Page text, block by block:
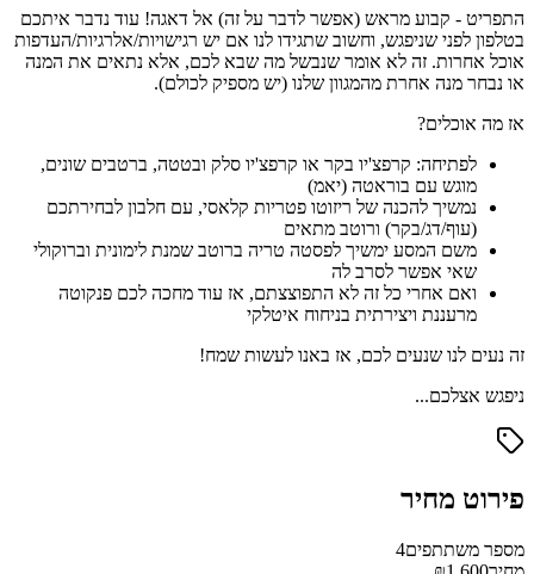
התפריט - קבוע מראש (אפשר לדבר על זה) אל דאגה! עוד נדבר איתכם
בטלפון לפני שניפגש, וחשוב שתגידו לנו אם יש רגישויות/אלרגיות/העדפות
אוכל אחרות. זה לא אומר שנבשל מה שבא לכם, אלא נתאים את המנה
או נבחר מנה אחרת מהמגוון שלנו (יש מספיק לכולם).
אז מה אוכלים?
לפתיחה: קרפצ'יו בקר או קרפצ'יו סלק ובטטה, ברטבים שונים,
מוגש עם בוראטה (יאמ)
נמשיך להכנה של ריזוטו פטריות קלאסי, עם חלבון לבחירתכם
(עוף/דג/בקר) ורוטב מתאים
משם המסע ימשיך לפסטה טריה ברוטב שמנת לימונית וברוקולי
שאי אפשר לסרב לה
ואם אחרי כל זה לא התפוצצתם, אז עוד מחכה לכם פנקוטה
מרעננת ויצירתית בניחוח איטלקי
זה נעים לנו שנעים לכם, אז באנו לעשות שמח!
ניפגש אצלכם...
פירוט מחיר
מספר משתתפים4